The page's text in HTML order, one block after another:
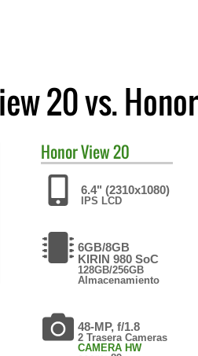
20 vs.
HonorView 20
6.4" (2310x1080)
IPS LCD
6GB/8GB
KIRIN 980 SoC
128GB/256GB
Almacenamiento
48-MP, f/1.8
2 Trasera Cameras
CAMERA HW